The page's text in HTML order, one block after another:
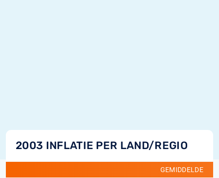
2003 INFLATIE PER LAND/REGIO
GEMIDDELDE